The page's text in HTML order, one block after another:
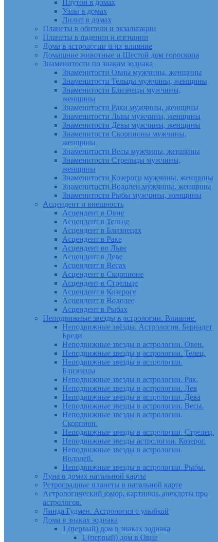
Плутон в домах
Узлы в домах
Лилит в домах
Планеты в обители и экзальтации
Планеты в падении и изгнании
Дома в астрологии и их влияние
Домашние животные и Шестой дом гороскопа
Знаменитости по знакам зодиака
Знаменитости Овны мужчины, женщины
Знаменитости Тельцы мужчины, женщины
Знаменитости Близнецы мужчины,
женщины
Знаменитости Раки мужчины, женщины
Знаменитости Львы мужчины, женщины
Знаменитости Девы мужчины, женщины
Знаменитости Скорпионы мужчины,
женщины
Знаменитости Весы мужчины, женщины
Знаменитости Стрельцы мужчины,
женщины
Знаменитости Козероги мужчины, женщины
Знаменитости Водолеи мужчины, женщины
Знаменитости Рыбы мужчины, женщины
Асцендент и внешность
Асцендент в Овне
Асцендент в Тельце
Асцендент в Близнецах
Асцендент в Раке
Асцендент во Льве
Асцендент в Деве
Асцендент в Весах
Асцендент в Скорпионе
Асцендент в Стрельце
Асцендент в Козероге
Асцендент в Водолее
Асцендент в Рыбах
Неподвижные звезды в астрологии. Влияние.
Неподвижные звёзды. Астрология. Бернадет
Бреди
Неподвижные звезды в астрологии. Овен.
Неподвижные звезды в астрологии. Телец.
Неподвижные звезды в астрологии.
Близнецы
Неподвижные звезды в астрологии. Рак.
Неподвижные звезды в астрологии. Лев
Неподвижные звезды в астрологии. Дева
Неподвижные звезды в астрологии. Весы.
Неподвижные звезды в астрологии.
Скорпион.
Неподвижные звезды в астрологии. Стрелец.
Неподвижные звезды астрологии. Козерог.
Неподвижные звезды в астрологии.
Водолей.
Неподвижные звезды в астрологии. Рыбы.
Луна в домах натальной карты
Ретроградные планеты в натальной карте
Астрологический юмор, картинки, анекдоты про
астрологов.
Линда Гудмен. Астрология с улыбкой
Дома в знаках зодиака
1 (первый) дом в знаках зодиака
1 (первый) дом в Овне